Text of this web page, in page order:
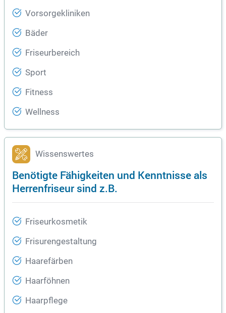
Vorsorgekliniken
Bäder
Friseurbereich
Sport
Fitness
Wellness
Wissenswertes
Benötigte Fähigkeiten und Kenntnisse als
Herrenfriseur sind z.B.
Friseurkosmetik
Frisurengestaltung
Haarefärben
Haarföhnen
Haarpflege